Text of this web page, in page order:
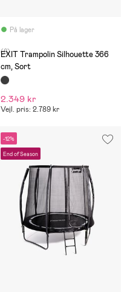
På lager
(8)
EXIT Trampolin Silhouette 366
cm, Sort
2.349 kr
Vejl. pris: 2.789 kr
-12%
End of Season